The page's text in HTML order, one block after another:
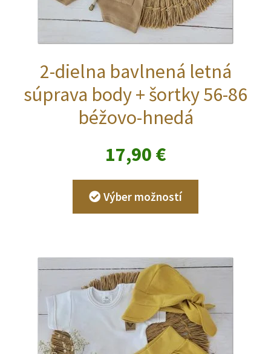
2-dielna bavlnená letná
súprava body + šortky 56-86
béžovo-hnedá
17,90 €
Výber možností
má
Možnosti
môžete
vybrať
na
stránke